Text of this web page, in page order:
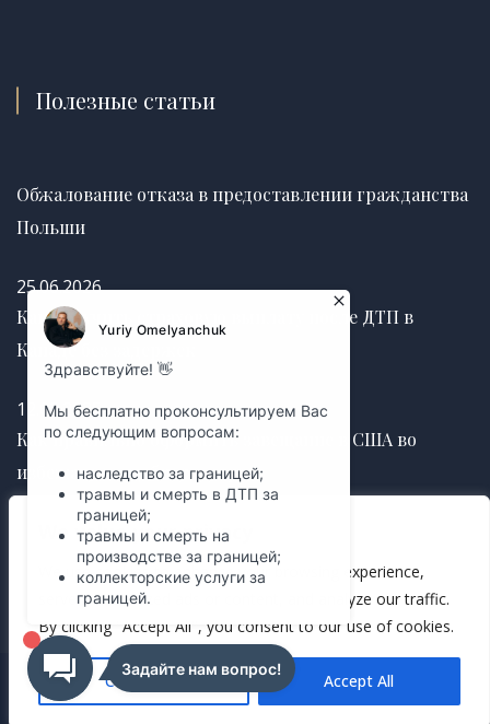
We value your privacy
We use cookies to enhance your browsing experience,
serve personalized ads or content, and analyze our traffic.
By clicking "Accept All", you consent to our use of cookies.
Customize Accept All
Полезные статьи
Обжалование отказа в предоставлении гражданства
Польши
25.06.2026
Как получить страховую выплату после ДТП в
Канаде без задержек
12.03.2025
Как правильно оформить завещание в США во
избежание судебных споров
12.03.2025
© 2023 All Rights Reserved. Designed by wcube.com.ua